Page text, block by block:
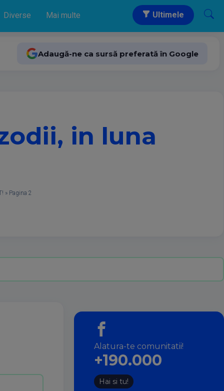
Diverse Mai multe Ultimele
Adaugă-ne ca sursă preferată în Google
in luna
» Pagina 2
Alatura-te comunitatii!
+190.000
Hai si tu!